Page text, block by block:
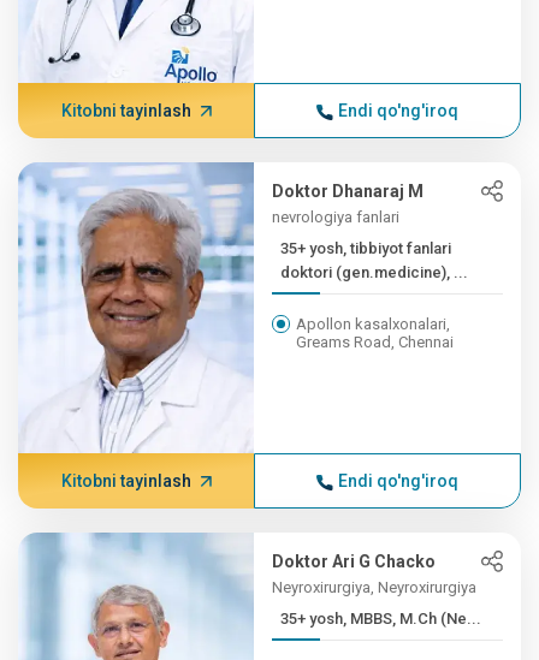
Kitobni tayinlash Endi qo'ng'iroq
Doktor Dhanaraj M
nevrologiya fanlari
35+ yosh, tibbiyot fanlari
doktori (gen.medicine), ...
Apollon kasalxonalari,
Greams Road, Chennai
Kitobni tayinlash Endi qo'ng'iroq
Doktor Ari G Chacko
Neyroxirurgiya, Neyroxirurgiya
35+ yosh, MBBS, M.Ch (Ne...